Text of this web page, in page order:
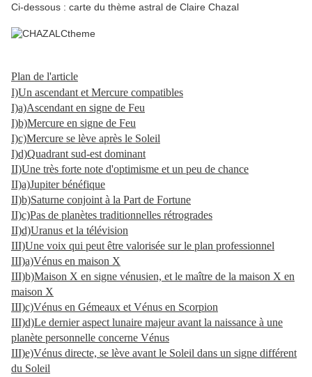
Ci-dessous : carte du thème astral de Claire Chazal
Plan de l'article
I)Un ascendant et Mercure compatibles
I)a)Ascendant en signe de Feu
I)b)Mercure en signe de Feu
I)c)Mercure se lève après le Soleil
I)d)Quadrant sud-est dominant
II)Une très forte note d'optimisme et un peu de chance
II)a)Jupiter bénéfique
II)b)Saturne conjoint à la Part de Fortune
II)c)Pas de planètes traditionnelles rétrogrades
II)d)Uranus et la télévision
III)Une voix qui peut être valorisée sur le plan professionnel
III)a)Vénus en maison X
III)b)Maison X en signe vénusien, et le maître de la maison X en
maison X
III)c)Vénus en Gémeaux et Vénus en Scorpion
III)d)Le dernier aspect lunaire majeur avant la naissance à une
planète personnelle concerne Vénus
III)e)Vénus directe, se lève avant le Soleil dans un signe différent
du Soleil